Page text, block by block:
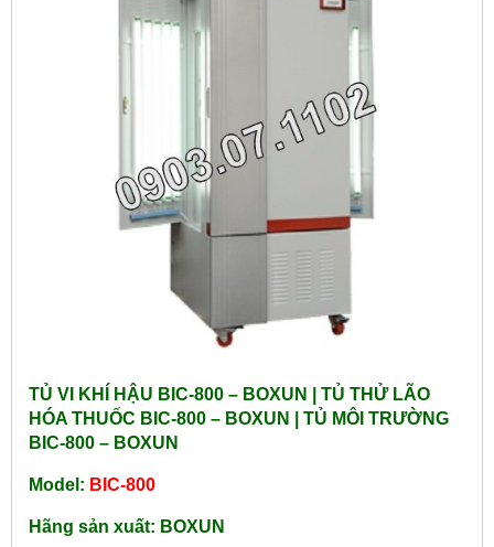
TỦ VI KHÍ HẬU BIC-800 – BOXUN | TỦ THỬ LÃO
HÓA THUỐC BIC-800 – BOXUN | TỦ MÔI TRƯỜNG
BIC-800 – BOXUN
Model: BIC-800
Hãng sản xuất: BOXUN